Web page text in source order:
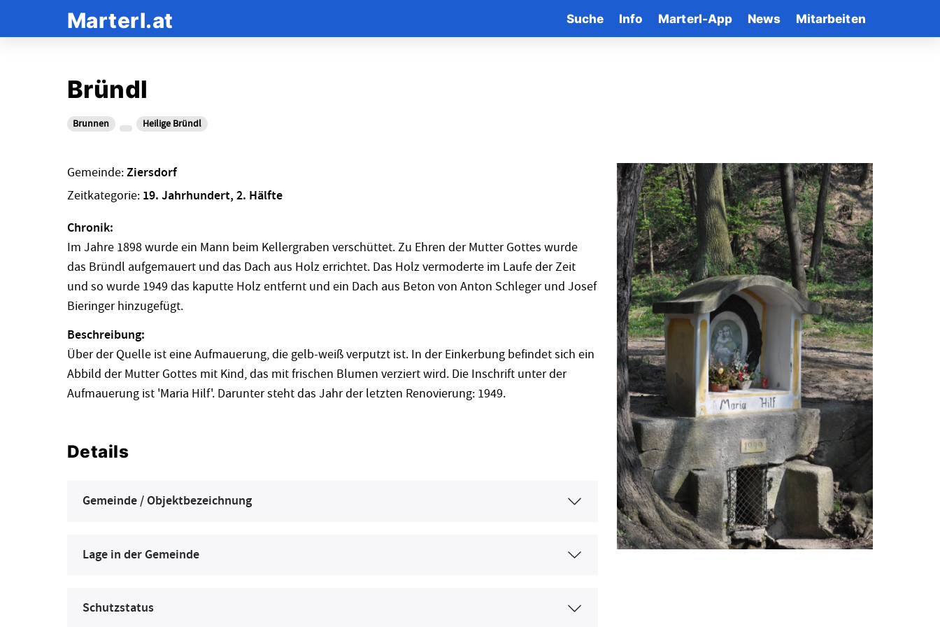
Marterl.at Suche Info Marterl-App News Mitarbeiten
Bründl
Brunnen Heilige Bründl
Gemeinde:Ziersdorf
Zeitkategorie: 19. Jahrhundert, 2. Hälfte
Chronik:
Im Jahre 1898 wurde ein Mann beim Kellergraben verschüttet. Zu Ehren der Mutter Gottes wurde
das Bründl aufgemauert und das Dach aus Holz errichtet. Das Holz vermoderte im Laufe der Zeit
und so wurde 1949 das kaputte Holz entfernt und ein Dach aus Beton von Anton Schleger und Josef
Bieringer hinzugefügt.
Beschreibung:
Über der Quelle ist eine Aufmauerung, die gelb-weiß verputzt ist. In der Einkerbung befindet sich ein
Abbild der Mutter Gottes mit Kind, das mit frischen Blumen verziert wird. Die Inschrift unter der
Aufmauerung ist 'Maria Hilf'. Darunter steht das Jahr der letzten Renovierung: 1949.
Details
Gemeinde / Objektbezeichnung
Lage in der Gemeinde
Schutzstatus